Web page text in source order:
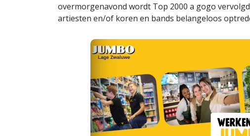
overmorgenavond wordt Top 2000 a gogo
artiesten en/of koren en bands belangeloos